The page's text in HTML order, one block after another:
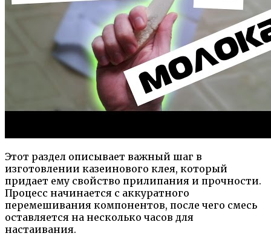
Этот раздел описывает важный шаг в
изготовлении казеинового клея, который
придает ему свойство прилипания и прочности.
Процесс начинается с аккуратного
перемешивания компонентов, после чего смесь
оставляется на несколько часов для
настаивания.